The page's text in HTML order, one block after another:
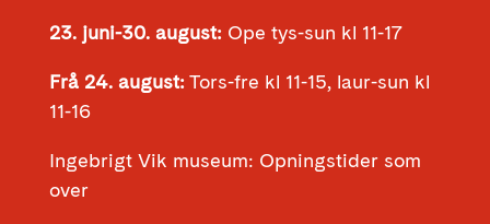
23. juni-30. august:Ope tys-sun kl 11-17
Frå 24. august:Tors-fre kl 11-15, laur-sun kl
11-16
Ingebrigt Vik museum: Opningstider som
over